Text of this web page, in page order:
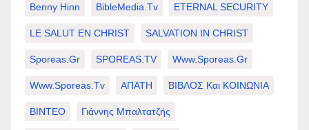
Benny Hinn BibleMedia.tv ETERNAL SECURITY
LE SALUT EN CHRIST SALVATION IN CHRIST
Sporeas.gr SPOREAS.TV Www.sporeas.gr
Www.sporeas.tv ΑΠΑΤΗ ΒΙΒΛΟΣ Και ΚΟΙΝΩΝΙΑ
ΒΙΝΤΕΟ Γιάννης Μπαλτατζής